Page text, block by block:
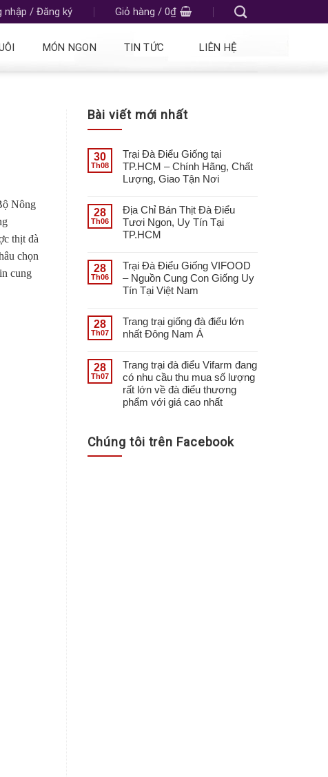
nhập / Đăng ký Giỏ hàng / 0₫
MÓN NGON TIN TỨC LIÊN HỆ
Nông
thịt đà
chọn
cung
Bài viết mới nhất
30
Th08
Trại Đà Điểu Giống tại
TP.HCM – Chính Hãng, Chất
Lượng, Giao Tận Nơi
28
Th06
Địa Chỉ Bán Thịt Đà Điểu
Tươi Ngon, Uy Tín Tại
TP.HCM
28
Th06
Trại Đà Điểu Giống VIFOOD
– Nguồn Cung Con Giống Uy
Tín Tại Việt Nam
28
Th07
Trang trại giống đà điểu lớn
nhất Đông Nam Á
28
Th07
Trang trại đà điểu Vifarm đang
có nhu cầu thu mua số lượng
rất lớn về đà điểu thương
phẩm với giá cao nhất
Chúng tôi trên Facebook